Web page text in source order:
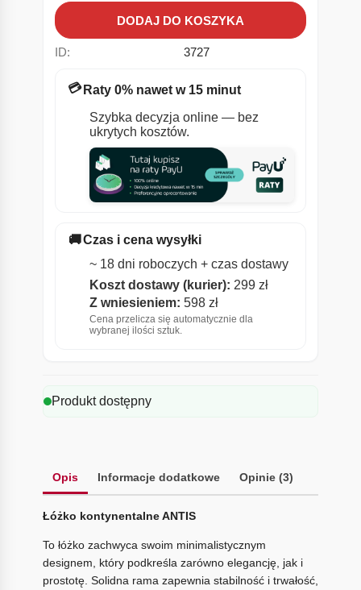
DODAJ DO KOSZYKA
ID: 3727
💳 Raty 0% nawet w 15 minut
Szybka decyzja online — bez
ukrytych kosztów.
🚚Czas i cena wysyłki
~ 18 dni roboczych + czas dostawy
Koszt dostawy (kurier): 299 zł
Z wniesieniem: 598 zł
Cena przelicza się automatycznie dla
wybranej ilości sztuk.
Produkt dostępny
Opis Informacje dodatkowe Opinie (3)
Łóżko kontynentalne ANTIS
To łóżko zachwyca swoim minimalistycznym
designem, który podkreśla zarówno elegancję, jak i
prostotę. Solidna rama zapewnia stabilność i trwałość,